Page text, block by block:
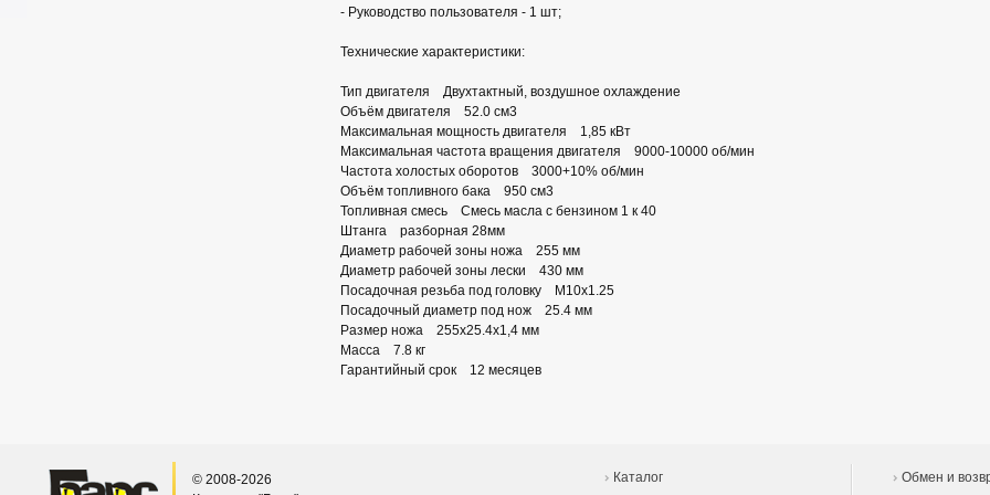
- Руководство пользователя - 1 шт;
Технические характеристики:
Тип двигателя Двухтактный, воздушное охлаждение
Объём двигателя 52.0 см3
Максимальная мощность двигателя 1,85 кВт
Максимальная частота вращения двигателя 9000-10000 об/мин
Частота холостых оборотов 3000+10% об/мин
Объём топливного бака 950 см3
Топливная смесь Смесь масла с бензином 1 к 40
Штанга разборная 28мм
Диаметр рабочей зоны ножа 255 мм
Диаметр рабочей зоны лески 430 мм
Посадочная резьба под головку М10х1.25
Посадочный диаметр под нож 25.4 мм
Размер ножа 255x25.4x1,4 мм
Масса 7.8 кг
Гарантийный срок 12 месяцев
© 2008-2026
Каталог Обмен и